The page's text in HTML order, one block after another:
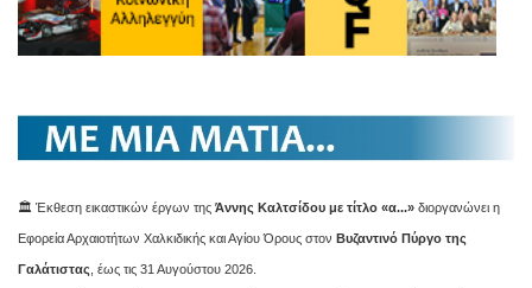
🏛️ Έκθεση εικαστικών έργων της Άννης Καλτσίδου με τίτλο «α...» διοργανώνει η
Εφορεία Αρχαιοτήτων Χαλκιδικής και Αγίου Όρους στον Βυζαντινό Πύργο της
Γαλάτιστας , έως τις 31 Αυγούστου 2026.